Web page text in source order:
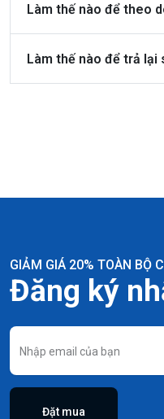
Làm thế nào để theo
Làm thế nào để trả lại
GIẢM GIÁ 20% TOÀN BỘ
Đăng ký
Đặt mua